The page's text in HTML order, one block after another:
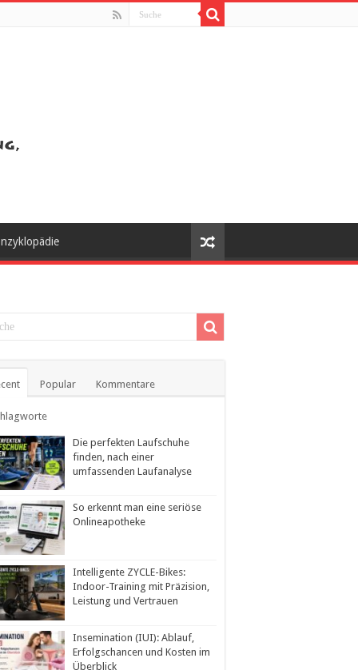
Popular Kommentare
Die perfekten Laufschuhe
finden, nach einer
umfassenden Laufanalyse
So erkennt man eine seriöse
Onlineapotheke
Intelligente ZYCLE-Bikes:
Indoor-Training mit Präzision,
Leistung und Vertrauen
Insemination (IUI): Ablauf,
Erfolgschancen und Kosten im
Überblick